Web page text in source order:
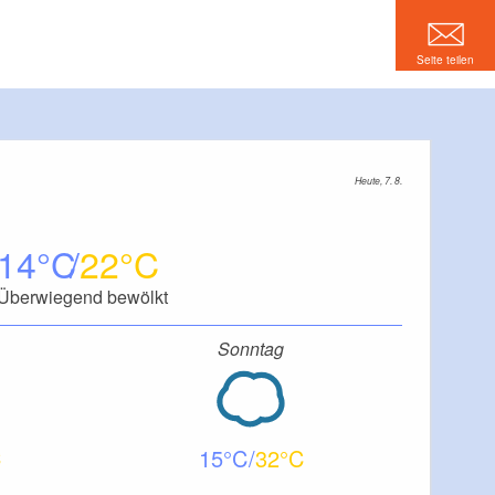
Heute, 7. 8.
14 22
bewölkt
Sonntag
15 32
Seite teilen